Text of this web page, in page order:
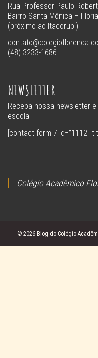
Rua Professor Paulo
Bairro Santa Mônica –
(próximo ao Itacorubi)
(48) 3233-1686
NEWSLETTER
Receba nossa newsletter
escola
[contact-form-7 id=”1112″
Colégio Acadêmico
© 2026 Blog do Colégio